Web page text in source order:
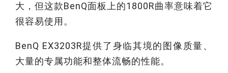
大，但这款BenQ面板上的1800R曲率意味着它
很容易使用。
BenQ EX3203R提供了身临其境的图像质量、
大量的专属功能和整体流畅的性能。